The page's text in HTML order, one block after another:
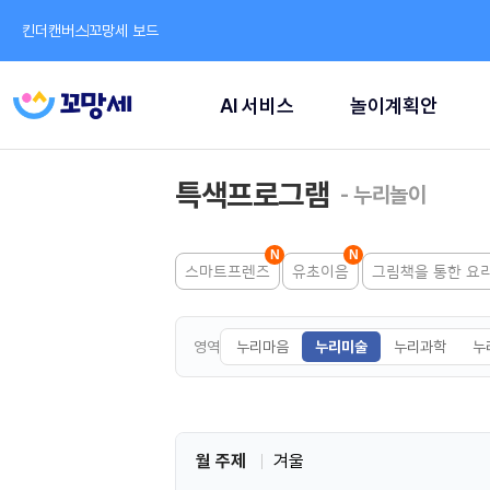
킨더캔버스꼬망세 보드
AI 서비스 놀이계획안
특색프로그램 - 누리놀이
스마트프렌즈 유초이음 그림책을 통한 요
영역 누리마음 누리미술 누리과학 누
월 주제 겨울